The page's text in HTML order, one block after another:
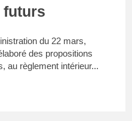
futurs
du 22 mars,
des propositions
au règlement intérieur...